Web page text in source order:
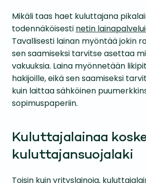
Mikäli taas haet kuluttajana
todennäköisesti netin
Tavallisesti lainan myöntää jokin
sen saamiseksi tarvitse asettaa
vakuuksia. Laina myönnetään
hakijoille, eikä sen saamiseksi
kuin laittaa sähköinen
sopimuspaperiin.
Kuluttajalainaa
kuluttajansuojalaki
Toisin kuin yrityslainoja,